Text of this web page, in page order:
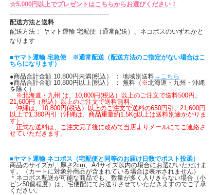
☆5,000円以上でプレゼントはこちらからお選びください！
---------------------------------------------------
配送方法と送料
配送方法： ヤマト運輸 宅配便（通常配送）、ネコポスのいずれかと
なります
■ヤマト運輸 宅急便 ※通常配送（配送方法のご指定がない場合はこ
ちらになります）
●商品合計金額 10,800円未満(税込） ： 地域別送料→こちら
●商品合計金額 10,800円以上(税込） ： 無料（ ※北海道・九州・沖縄
を除く）
※北海道・九州 は、10,800円(税込）以上のご注文で送料500円、
21,600円（税込）以上のご注文で送料無料、
沖縄は、10,800円(税込）以上のご注文で送料の650円引、21,600円
以上で1,380円引（沖縄は、商品重量約1.5Kg以上は送料別途かかりま
す）。
正式な送料は、ご注文完了後に改めて当店よりメールにてご連絡さ
せていただきます。
■ヤマト運輸 ネコポス（宅配便と同等のお届け日数でポスト投函）
商品のサイズが、厚さ2cm、A4サイズ以内の場合にお選びいただけま
す。（カートに対象外商品が含まれている場合は表示されません）
＊ネコポス配送が可能な商品でも、数量が多く入りきらない場合（小
ビン50個程度）は、宅便配にてお送りさせていただきますのでご了承
ください。